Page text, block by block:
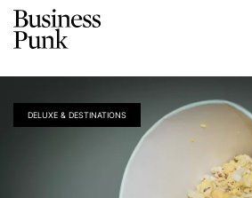
DELUXE & DESTINATIONS